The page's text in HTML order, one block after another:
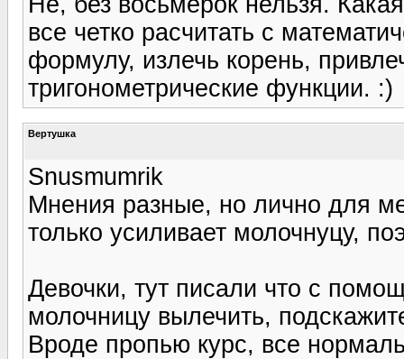
все четко расчитать с
формулу, излечь корень,
тригонометрические функции. :)
Вертушка
Snusmumrik
Мнения разные, но лично для
только усиливает молочнуцу,
Девочки, тут писали что с
молочницу вылечить,
Вроде пропью курс, все